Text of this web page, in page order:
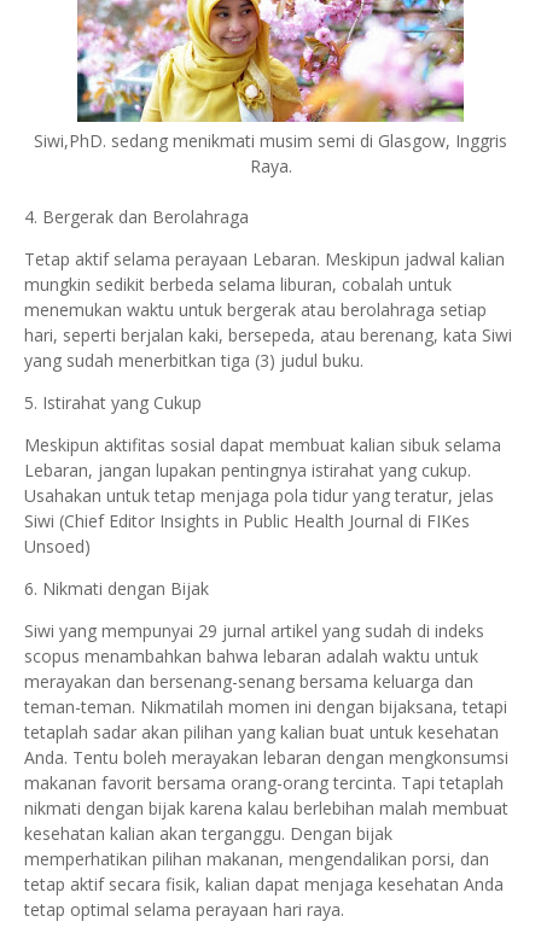
Siwi,PhD. sedang menikmati musim semi di Glasgow, Inggris
Raya.
4. Bergerak dan Berolahraga
Tetap aktif selama perayaan Lebaran. Meskipun jadwal kalian
mungkin sedikit berbeda selama liburan, cobalah untuk
menemukan waktu untuk bergerak atau berolahraga setiap
hari, seperti berjalan kaki, bersepeda, atau berenang, kata Siwi
yang sudah menerbitkan tiga (3) judul buku.
5. Istirahat yang Cukup
Meskipun aktifitas sosial dapat membuat kalian sibuk selama
Lebaran, jangan lupakan pentingnya istirahat yang cukup.
Usahakan untuk tetap menjaga pola tidur yang teratur, jelas
Siwi (Chief Editor Insights in Public Health Journal di FIKes
Unsoed)
6. Nikmati dengan Bijak
Siwi yang mempunyai 29 jurnal artikel yang sudah di indeks
scopus menambahkan bahwa lebaran adalah waktu untuk
merayakan dan bersenang-senang bersama keluarga dan
teman-teman. Nikmatilah momen ini dengan bijaksana, tetapi
tetaplah sadar akan pilihan yang kalian buat untuk kesehatan
Anda. Tentu boleh merayakan lebaran dengan mengkonsumsi
makanan favorit bersama orang-orang tercinta. Tapi tetaplah
nikmati dengan bijak karena kalau berlebihan malah membuat
kesehatan kalian akan terganggu. Dengan bijak
memperhatikan pilihan makanan, mengendalikan porsi, dan
tetap aktif secara fisik, kalian dapat menjaga kesehatan Anda
tetap optimal selama perayaan hari raya.